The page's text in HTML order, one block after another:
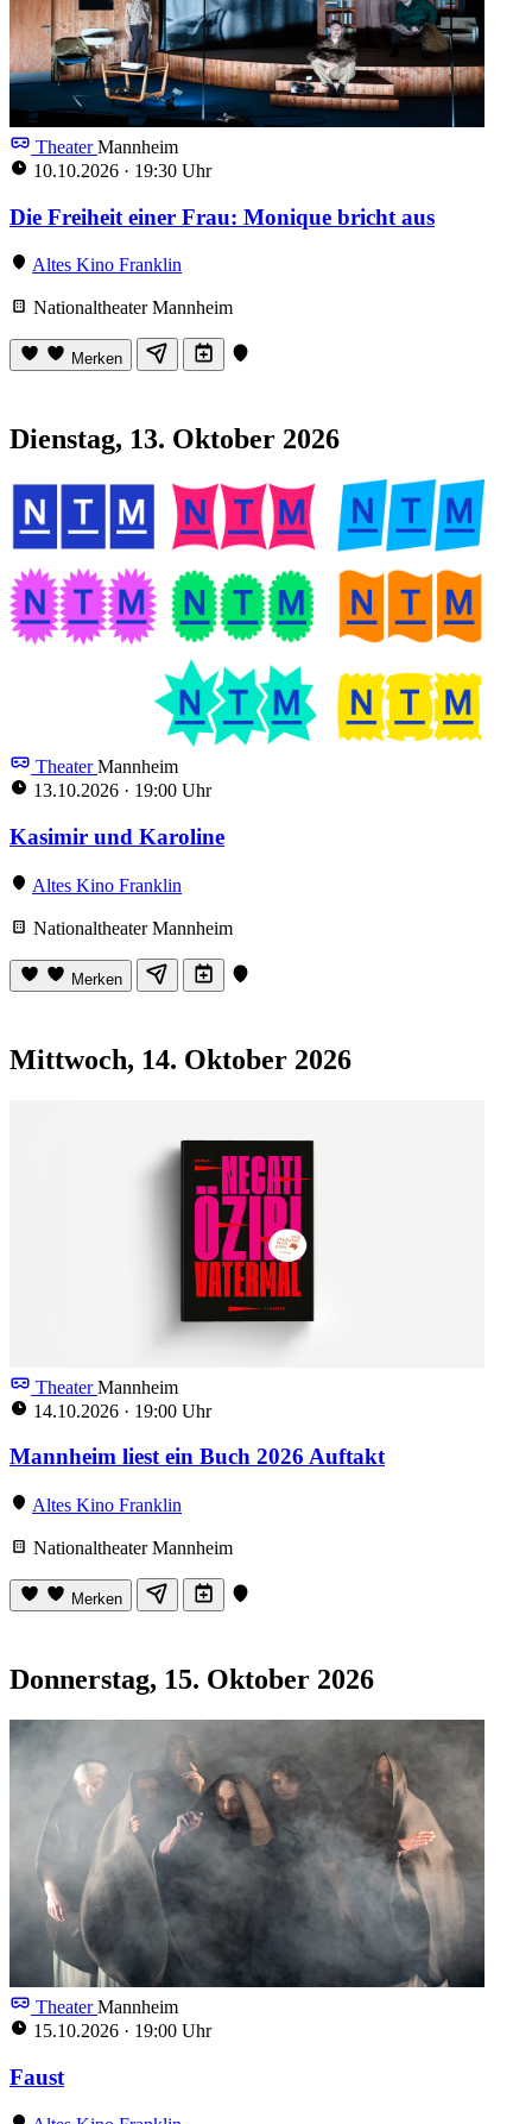
TheaterMannheim
10.10.2026 · 19:30 Uhr
Die Freiheit einer Frau: Monique bricht aus
Altes Kino Franklin
Nationaltheater Mannheim
Merken
Dienstag, 13. Oktober 2026
TheaterMannheim
13.10.2026 · 19:00 Uhr
Kasimir und Karoline
Altes Kino Franklin
Nationaltheater Mannheim
Merken
Mittwoch, 14. Oktober 2026
TheaterMannheim
14.10.2026 · 19:00 Uhr
Mannheim liest ein Buch 2026 Auftakt
Altes Kino Franklin
Nationaltheater Mannheim
Merken
Donnerstag, 15. Oktober 2026
TheaterMannheim
15.10.2026 · 19:00 Uhr
Faust